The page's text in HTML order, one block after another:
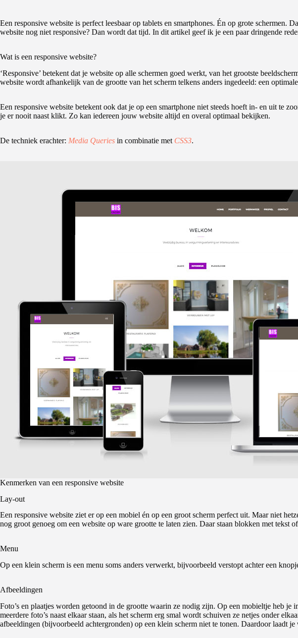
Een responsive website is perfect leesbaar op tablets en smartphones. Én op grote schermen.
website nog niet responsive? Dan wordt dat tijd. In dit artikel geef ik je een paar dringende
Wat is een responsive website?
‘Responsive’ betekent dat je website op alle schermen goed werkt, van het grootste
website wordt afhankelijk van de grootte van het scherm telkens anders ingedeeld: een
Een responsive website betekent ook dat je op een smartphone niet steeds hoeft in- en uit te
je er nooit naast klikt. Zo kan iedereen jouw website altijd en overal optimaal bekijken.
De techniek erachter: Media Queries in combinatie met CSS3.
Kenmerken van een responsive website
Lay-out
Een responsive website ziet er op een mobiel én op een groot scherm perfect uit. Maar niet
nog groot genoeg om een website op ware grootte te laten zien. Daar staan blokken met tekst
Menu
Op een klein scherm is een menu soms anders verwerkt, bijvoorbeeld verstopt achter een
Afbeeldingen
Foto’s en plaatjes worden getoond in de grootte waarin ze nodig zijn. Op een mobieltje heb je
meerdere foto’s naast elkaar staan, als het scherm erg smal wordt schuiven ze netjes onder
afbeeldingen (bijvoorbeeld achtergronden) op een klein scherm niet te tonen. Daardoor laadt